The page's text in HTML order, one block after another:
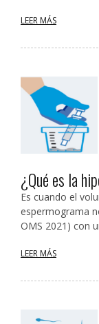
LEER MÁS
¿Qué es la
Es cuando el
espermograma
OMS 2021) con
LEER MÁS